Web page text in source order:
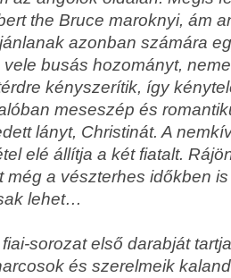
the Bruce maroknyi, ám
azonban számára
busás hozományt,
kényszerítik, így
meseszép és
lányt, Christinát. A
elé állítja a két fiatalt.
még a vészterhes időkben
lehet…
sorozat első darabját
és szerelmeik